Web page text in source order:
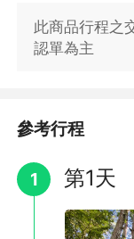
◆司馬庫斯ＳＭＡＮ
很久很久的古泰雅
bu sasaw東泰野寒
感念他，因此將部
此商品行程之
認單為主
參考行程
1 第1天